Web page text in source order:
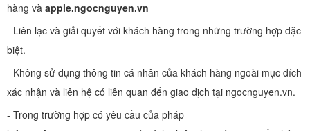
hàng và apple.ngocnguyen.vn
- Liên lạc và giải quyết với khách hàng trong những trường hợp đặc
biệt.
- Không sử dụng thông tin cá nhân của khách hàng ngoài mục đích
xác nhận và liên hệ có liên quan đến giao dịch tại ngocnguyen.vn.
- Trong trường hợp có yêu cầu của pháp